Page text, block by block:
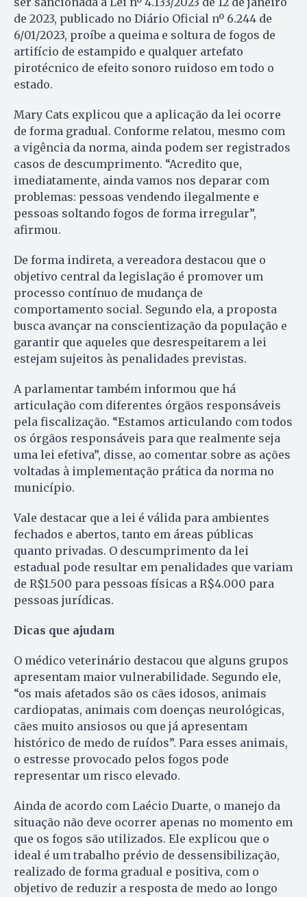
de 2023, publicado no Diário Oficial nº 6.244 de
6/01/2023, proíbe a queima e soltura de fogos de
artifício de estampido e qualquer artefato
pirotécnico de efeito sonoro ruidoso em todo o
estado.
Mary Cats explicou que a aplicação da lei ocorre
de forma gradual. Conforme relatou, mesmo com
a vigência da norma, ainda podem ser registrados
casos de descumprimento. “Acredito que,
imediatamente, ainda vamos nos deparar com
problemas: pessoas vendendo ilegalmente e
pessoas soltando fogos de forma irregular”,
afirmou.
De forma indireta, a vereadora destacou que o
objetivo central da legislação é promover um
processo contínuo de mudança de
comportamento social. Segundo ela, a proposta
busca avançar na conscientização da população e
garantir que aqueles que desrespeitarem a lei
estejam sujeitos às penalidades previstas.
A parlamentar também informou que há
articulação com diferentes órgãos responsáveis
pela fiscalização. “Estamos articulando com todos
os órgãos responsáveis para que realmente seja
uma lei efetiva”, disse, ao comentar sobre as ações
voltadas à implementação prática da norma no
município.
Vale destacar que a lei é válida para ambientes
fechados e abertos, tanto em áreas públicas
quanto privadas. O descumprimento da lei
estadual pode resultar em penalidades que variam
de R$1.500 para pessoas físicas a R$4.000 para
pessoas jurídicas.
Dicas que ajudam
O médico veterinário destacou que alguns grupos
apresentam maior vulnerabilidade. Segundo ele,
“os mais afetados são os cães idosos, animais
cardiopatas, animais com doenças neurológicas,
cães muito ansiosos ou que já apresentam
histórico de medo de ruídos”. Para esses animais,
o estresse provocado pelos fogos pode
representar um risco elevado.
Ainda de acordo com Laécio Duarte, o manejo da
situação não deve ocorrer apenas no momento em
que os fogos são utilizados. Ele explicou que o
ideal é um trabalho prévio de dessensibilização,
realizado de forma gradual e positiva, com o
objetivo de reduzir a resposta de medo ao longo